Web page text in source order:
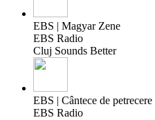
EBS | Magyar Zene
EBS Radio
Cluj Sounds Better
EBS | Cântece de petrecere
EBS Radio